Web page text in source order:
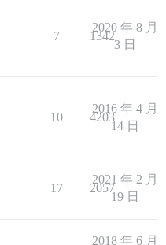
7 1342
2020 年 8 月
3 日
10 4203
2016 年 4 月
14 日
17 2057
2021 年 2 月
19 日
2018 年 6 月